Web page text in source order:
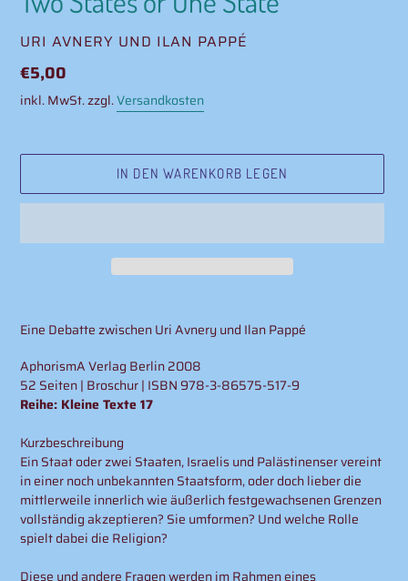
VERKÄUFER
URI AVNERY UND ILAN PAPPÉ
Normaler
Preis
€5,00
inkl. MwSt. zzgl.Versandkosten
IN DEN WARENKORB LEGEN
wird
zum
Warenkorb
hinzugefügt
Eine Debatte zwischen Uri Avnery und Ilan Pappé
AphorismA Verlag Berlin 2008
52 Seiten | Broschur | ISBN 978-3-86575-517-9
Reihe: Kleine Texte 17
Kurzbeschreibung
Ein Staat oder zwei Staaten, Israelis und Palästinenser vereint
in einer noch unbekannten Staatsform, oder doch lieber die
mittlerweile innerlich wie äußerlich festgewachsenen Grenzen
vollständig akzeptieren? Sie umformen? Und welche Rolle
spielt dabei die Religion?
Diese und andere Fragen werden im Rahmen eines